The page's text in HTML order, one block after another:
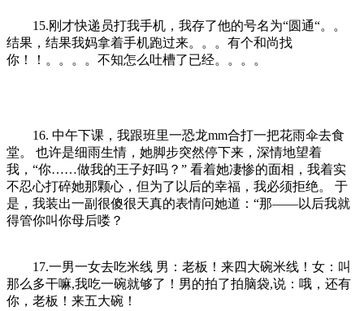
15.刚才快递员打我手机，我存了他的号名为“圆通“。。
结果，结果我妈拿着手机跑过来。。。有个和尚找
你！！。。。。不知怎么吐槽了已经。。。。
16. 中午下课，我跟班里一恐龙mm合打一把花雨伞去食
堂。 也许是细雨生情，她脚步突然停下来，深情地望着
我，“你……做我的王子好吗？” 看着她凄惨的面相，我着实
不忍心打碎她那颗心，但为了以后的幸福，我必须拒绝。 于
是，我装出一副很傻很天真的表情问她道：“那——以后我就
得管你叫你母后喽？
17.一男一女去吃米线 男：老板！来四大碗米线！女：叫
那么多干嘛,我吃一碗就够了！男的拍了拍脑袋,说：哦，还有
你，老板！来五大碗！